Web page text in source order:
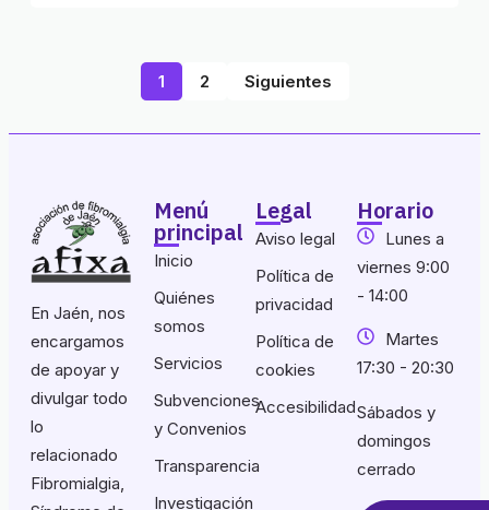
1 2 Siguientes
En Jaén, nos
encargamos
de apoyar y
divulgar todo
lo
relacionado
Fibromialgia,
Menú
principal
Inicio
Quiénes
somos
Servicios
Subvenciones
y Convenios
Transparencia
Investigación
Legal
Aviso legal
Política de
privacidad
Política de
cookies
Accesibilidad
Horario
Lunes a
viernes 9:00
- 14:00
Martes
17:30 - 20:30
Sábados y
domingos
cerrado